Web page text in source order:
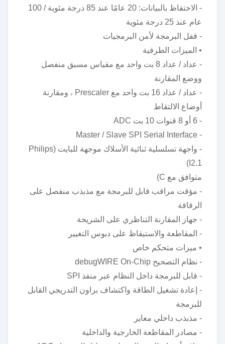
- الاحتفاظ بالبيانات: 20 عامًا عند 85 درجة مئوية / 100
عام عند 25 درجة مئوية
- قفل البرمجة لأمن البرمجيات
• الميزات الطرفية
- عداد / عداد 8 بت واحد مع مقياس مسبق منفصل
ووضع المقارنة
- عداد / عداد 16 بت واحد مع Prescaler ، ومقارنة
أوضاع الالتقاط
- 6 أو 8 قنوات 10 بت ADC
- Master / Slave SPI Serial Interface
- واجهة تسلسلية ثنائية الأسلاك موجهة للبايت (Philips
I2.1)
متوافق مع C)
- مؤقت مراقب قابل للبرمجة مع مذبذب منفصل على
الرقاقة
- جهاز المقارنة التناظري على الشريحة
- المقاطعة والاستيقاظ على دبوس التغيير
• ميزات متحكم خاص
- نظام التصحيح debugWIRE On-Chip
- قابل للبرمجة داخل النظام عبر منفذ SPI
- إعادة تشغيل الطاقة واكتشاف براون التدريجي القابل
للبرمجة
- مذبذب داخلي معاير
- مصادر المقاطعة الخارجية والداخلية